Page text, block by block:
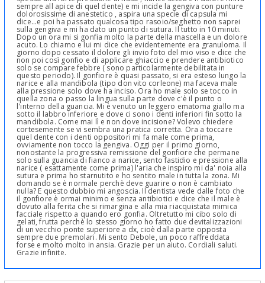
sempre all apice di quel dente) e mi incide la gengiva con punture
dolorosissime di anestetico , aspira una specie di capsula mi
dice...e poi ha passato qualcosa tipo rasoio/seghetto non saprei
sulla gengiva e mi ha dato un punto di sutura. Il tutto in 10 minuti.
Dopo un ora mi si gonfia molto la parte della mascella e un dolore
acuto. Lo chiamo e lui mi dice che evidentemente era granuloma. Il
giorno dopo cessato il dolore gli invio foto del mio viso e dice che
non poi così gonfio e di applicare ghiaccio e prendere antibiotico
solo se compare febbre ( sono particolarmente debilitata in
questo periodo). Il gonfiore è quasi passato, si era esteso lungo la
narice e alla mandibola (tipo don vito corleone) ma faceva male
alla pressione solo dove ha inciso. Ora ho male solo se tocco in
quella zona o passo la lingua sulla parte dove c'è il punto o
l'interno della guancia. Mi è venuto un leggero ematoma giallo ma
sotto il labbro inferiore e dove ci sono i denti inferiori fin sotto la
mandibola. Come mai lì e non dove incisione? Volevo chiedere
cortesemente se vi sembra una pratica corretta. Ora a toccare
quel dente con i denti oppositori mi fa male come prima,
ovviamente non tocco la gengiva. Oggi per il primo giorno,
nonostante la progressiva remissione del gonfiore che permane
solo sulla guancia di fianco a narice, sento fastidio e pressione alla
narice ( esattamente come prima) l'aria che inspiro mi da' noia alla
sutura e prima ho starnutito e ho sentito male in tutta la zona. Mi
domando se è normale perchè deve guarire o non è cambiato
nulla? E questo dubbio mi angoscia. Il dentista vede dalle foto che
il gonfiore è ormai minimo e senza antibiotici e dice che il male è
dovuto alla ferita che si rimargina e alla mia riacquistata mimica
facciale rispetto a quando ero gonfia. Oltretutto mi cibo solo di
gelati, frutta perchè lo stesso giorno ho fatto due devitalizzazioni
di un vecchio ponte superiore a dx, cioè dalla parte opposta
sempre due premolari. Mi sento Debole, un poco raffreddata
forse e molto molto in ansia. Grazie per un aiuto. Cordiali saluti.
Grazie infinite.